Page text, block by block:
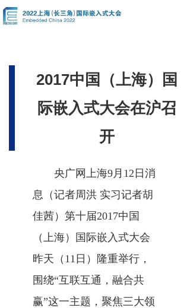
2017中国（上海）国
际嵌入式大会在沪召
开
央广网上海9月12日消
息（记者周洪 实习记者胡
佳茜）第十届2017中国
（上海）国际嵌入式大会
昨天（11日）隆重举行，
围绕“互联互通，融合共
赢”这一主题，聚焦三大领